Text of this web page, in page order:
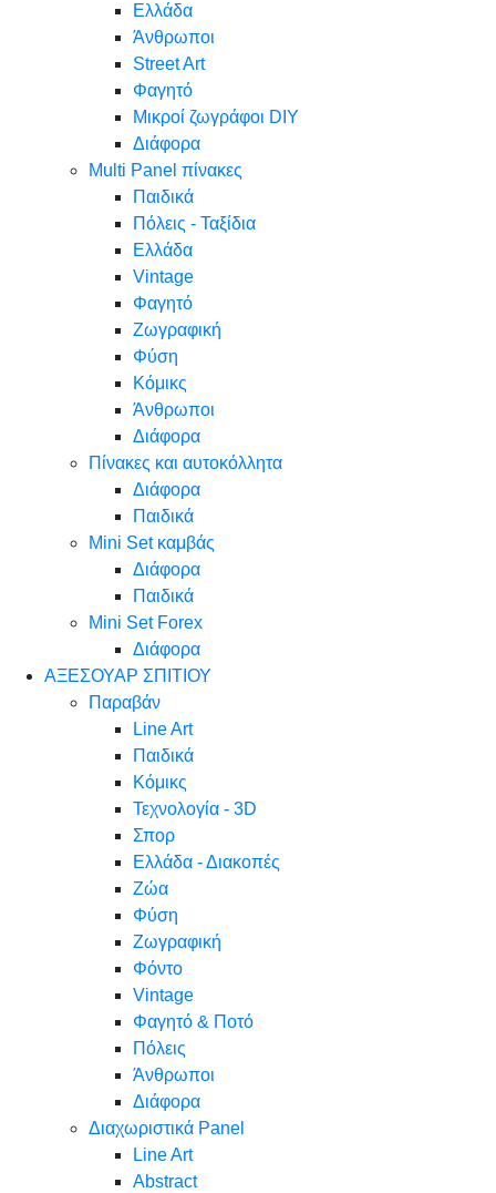
Ελλάδα
Άνθρωποι
Street Art
Φαγητό
Μικροί ζωγράφοι DIY
Διάφορα
Multi Panel πίνακες
Παιδικά
Πόλεις - Ταξίδια
Ελλάδα
Vintage
Φαγητό
Ζωγραφική
Φύση
Κόμικς
Άνθρωποι
Διάφορα
Πίνακες και αυτοκόλλητα
Διάφορα
Παιδικά
Mini Set καμβάς
Διάφορα
Παιδικά
Mini Set Forex
Διάφορα
ΑΞΕΣΟΥΑΡ ΣΠΙΤΙΟΥ
Παραβάν
Line Art
Παιδικά
Κόμικς
Τεχνολογία - 3D
Σπορ
Ελλάδα - Διακοπές
Ζώα
Φύση
Ζωγραφική
Φόντο
Vintage
Φαγητό & Ποτό
Πόλεις
Άνθρωποι
Διάφορα
Διαχωριστικά Panel
Line Art
Abstract